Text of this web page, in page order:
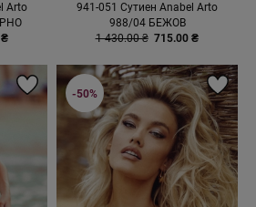
Arto
₴
941-051 Сутиен Anabel Arto
988/04 БЕЖОВ
1 430.00 ₴ 715.00 ₴
-50%